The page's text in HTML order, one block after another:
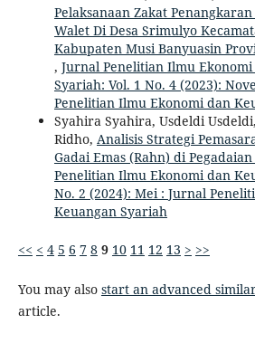
Pelaksanaan Zakat
Walet Di Desa Srimulyo
Kabupaten Musi Banyuasin
, Jurnal Penelitian Ilmu
Syariah: Vol. 1 No. 4 (2023):
Penelitian Ilmu Ekonomi dan
Syahira Syahira, Usdeldi
Ridho, Analisis Strategi
Gadai Emas (Rahn) di
Penelitian Ilmu Ekonomi dan
No. 2 (2024): Mei : Jurnal
Keuangan Syariah
<< < 4 5 6 7 8 9 10 11 12 13 > >>
You may also start an advanced
article.